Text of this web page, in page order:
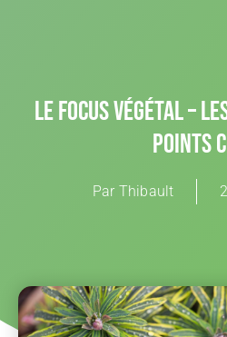
Le Focus Végétal –
Points
Par Thibault